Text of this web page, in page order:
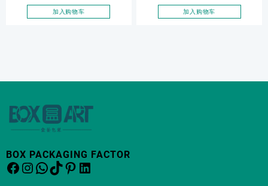
加入购物车
jewellery for bracelet
加入购物车
BOX PACKAGING FACTOR
Facebook
Instagram
WhatsApp
TikTok
Pinterest
LinkedIn